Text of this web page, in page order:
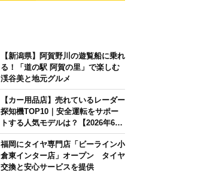
【新潟県】阿賀野川の遊覧船に乗れ
る！「道の駅 阿賀の里」で楽しむ
渓谷美と地元グルメ
【カー用品店】売れているレーダー
探知機TOP10｜安全運転をサポー
トする人気モデルは？【2026年6月
版】
福岡にタイヤ専門店「ビーライン小
倉東インター店」オープン タイヤ
交換と安心サービスを提供